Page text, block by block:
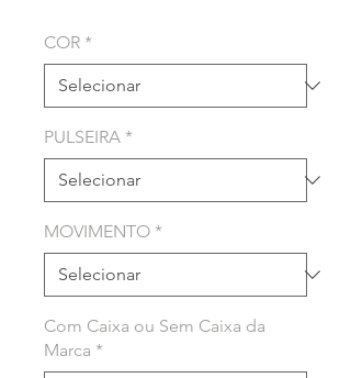
COR *
PULSEIRA *
MOVIMENTO *
Com Caixa ou Sem Caixa da
Marca *